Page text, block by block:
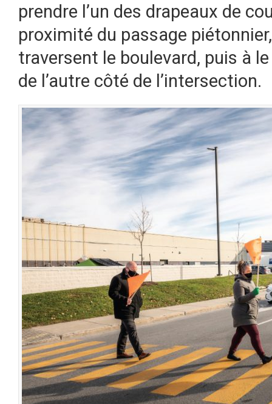
prendre l’un des drapeaux de
proximité du passage
traversent le boulevard, puis à
de l’autre côté de l’intersection.